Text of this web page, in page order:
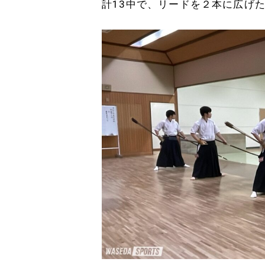
計13中で、リードを２本に広げ